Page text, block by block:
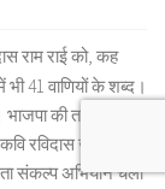
राम राई को, कह
41 वाणियों के शब्द।
की तरह
रविदास जी 650 वीं
संकल्प अभियान चला